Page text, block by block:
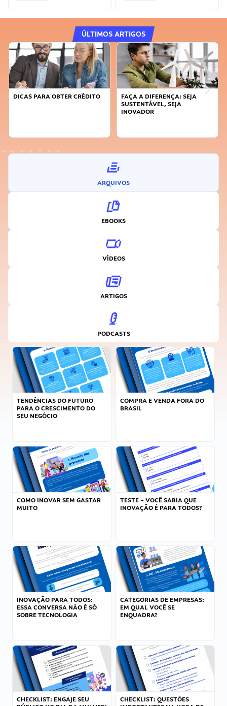
ÚLTIMOS ARTIGOS
DICAS PARA OBTER CRÉDITO
FAÇA A DIFERENÇA: SEJA
SUSTENTÁVEL, SEJA
INOVADOR
ARQUIVOS
EBOOKS
VÍDEOS
ARTIGOS
PODCASTS
TENDÊNCIAS DO FUTURO
PARA O CRESCIMENTO DO
SEU NEGÓCIO
COMPRA E VENDA FORA DO
BRASIL
COMO INOVAR SEM GASTAR
MUITO
TESTE – VOCÊ SABIA QUE
INOVAÇÃO É PARA TODOS?
INOVAÇÃO PARA TODOS:
ESSA CONVERSA NÃO É SÓ
SOBRE TECNOLOGIA
CATEGORIAS DE EMPRESAS:
EM QUAL VOCÊ SE
ENQUADRA?
CHECKLIST: ENGAJE SEU
CHECKLIST: QUESTÕES